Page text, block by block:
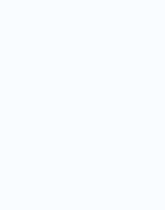
und Dienstleistungen
Ihre Zustimmung
widerrufen.